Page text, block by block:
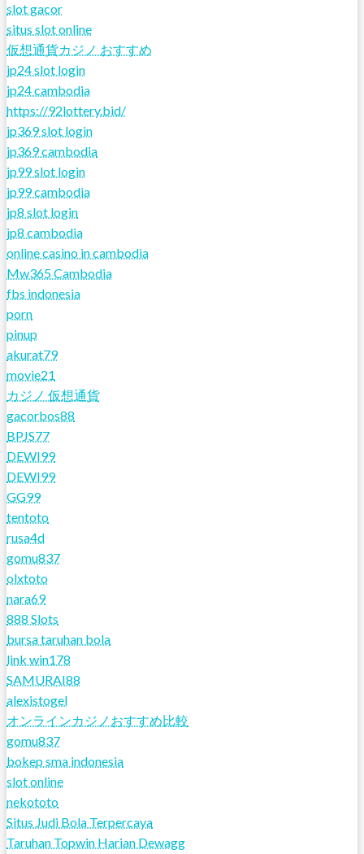
slot gacor
situs slot online
仮想通貨カジノ おすすめ
jp24 slot login
jp24 cambodia
https://92lottery.bid/
jp369 slot login
jp369 cambodia
jp99 slot login
jp99 cambodia
jp8 slot login
jp8 cambodia
online casino in cambodia
Mw365 Cambodia
fbs indonesia
porn
pinup
akurat79
movie21
カジノ 仮想通貨
gacorbos88
BPJS77
DEWI99
DEWI99
GG99
tentoto
rusa4d
gomu837
olxtoto
nara69
888 Slots
bursa taruhan bola
link win178
SAMURAI88
alexistogel
オンラインカジノおすすめ比較
gomu837
bokep sma indonesia
slot online
nekototo
Situs Judi Bola Terpercaya
Taruhan Topwin Harian Dewagg